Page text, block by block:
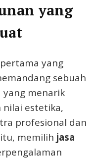
yang
yang
sebuah
yang menarik
estetika,
profesional dan
memilih jasa